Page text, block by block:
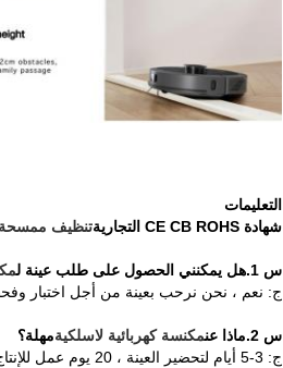
التعليمات
شهادة CE CB ROHS التجارية
تنظيف ممسحة
س 1.هل يمكنني الحصول على طلب عينة ل
ج: نعم ، نحن نرحب بعينة من أجل اختبار
س 2.ماذا عن مكنسة كهربائية لاسلكيةمهلة؟
ج: 3-5 أيام لتحضير العينة ، 20 يوم عمل للإنتاج بالجملة.